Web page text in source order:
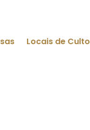
Locais de Culto